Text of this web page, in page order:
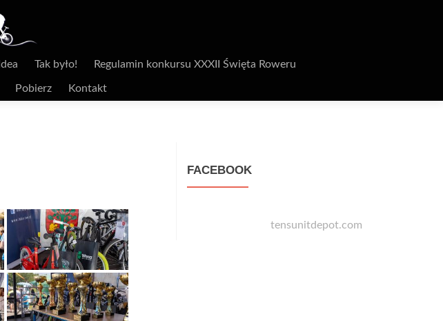
Idea Tak było! Regulamin konkursu XXXII Święta Roweru
Pobierz Kontakt
FACEBOOK
tensunitdepot.com